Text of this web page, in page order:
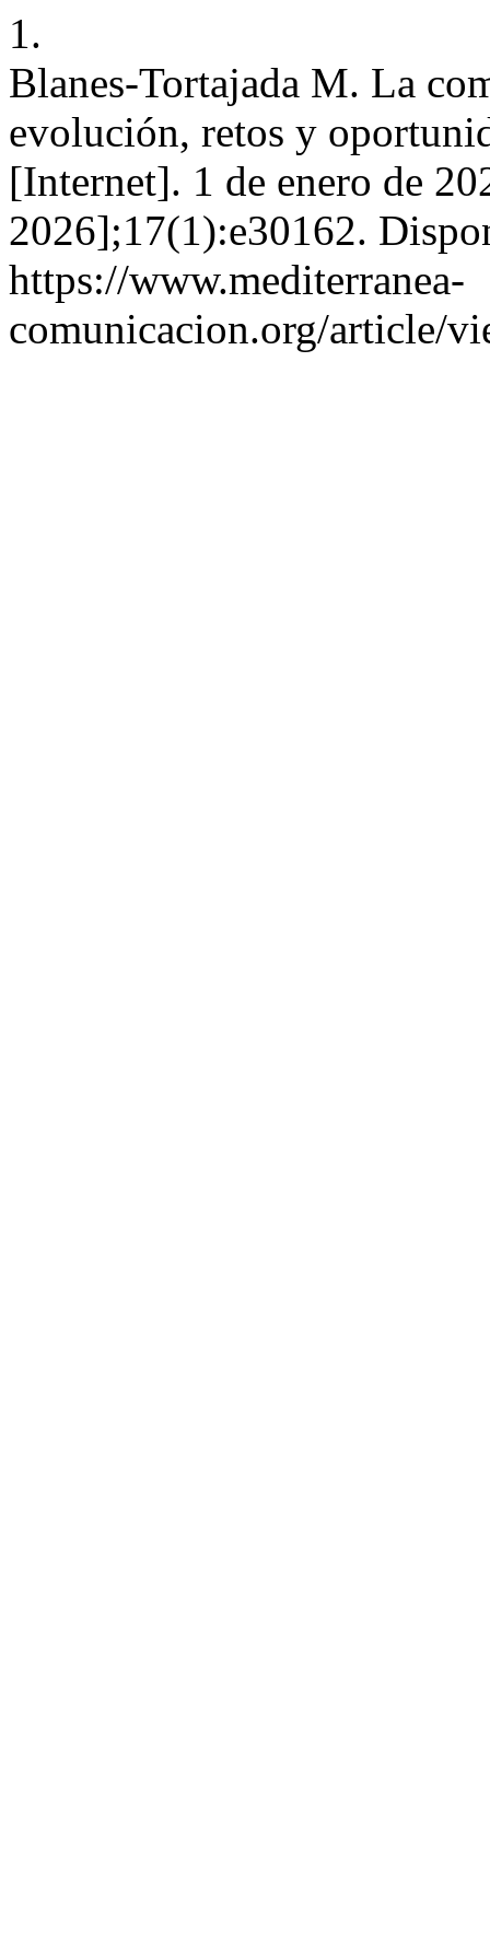
1.
Blanes-Tortajada M. La
evolución, retos y
[Internet]. 1 de enero de
2026];17(1):e30162.
https://www.mediterranea-
comunicacion.org/article/